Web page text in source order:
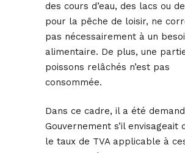
des cours d’eau, des lacs ou
pour la pêche de loisir, ne
pas nécessairement à un
alimentaire. De plus, une
poissons relâchés n’est pas
consommée.
Dans ce cadre, il a été
Gouvernement s’il envisageait
le taux de TVA applicable à